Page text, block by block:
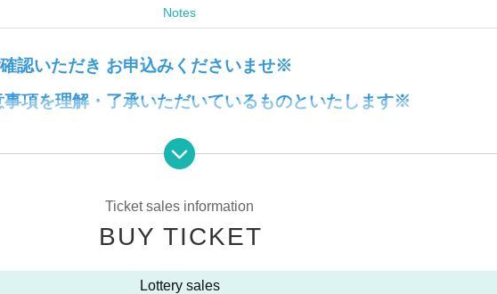
Notes
認いただき お申込みくださいませ※
項を理解・了承いただいているものといたします※
への会員登録が必要です。（登録料無料）
に表示される氏名が完全一致するように、Livepocket-ticket-の会員情報は正しくご登録ください。
氏名が「漢字」の場合、Livepocket-ticket-の登録氏名は「漢字」でお願いします。
』、『たなか たろう』、『タナカ タロウ』、『田中 太郎？』旧姓など証明書と完全一致しない場合
Ticket sales information
BUY TICKET
Lottery sales